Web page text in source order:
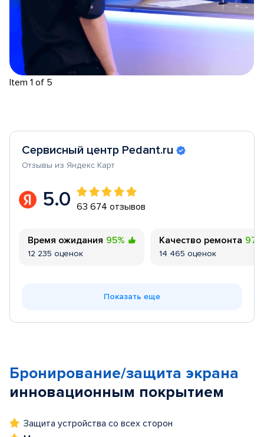
Item 1 of 5
Сервисный центр Pedant.ru
Отзывы из Яндекс Карт
5.0 63 674 отзывов
Время ожидания 95%
12 235 оценок
Качество ремонта 97%
14 465 оценок
Показать еще
Бронирование/защита экрана
инновационным покрытием
Защита устройства со всех сторон